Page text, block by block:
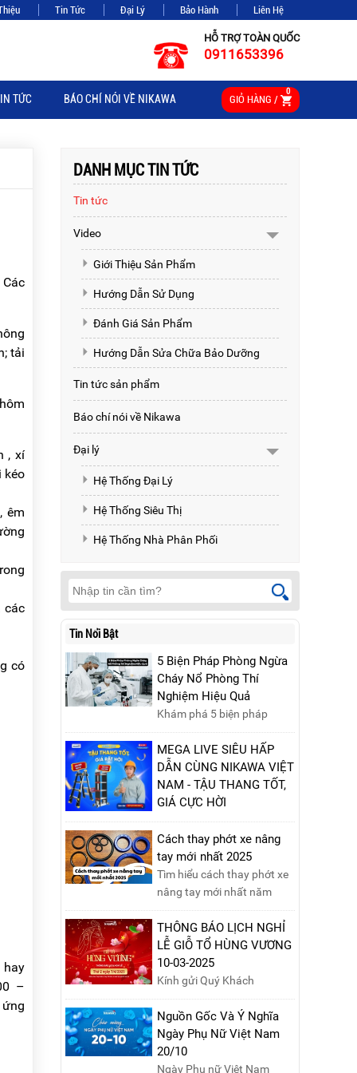
Tin Tức Đại Lý Bảo Hành Liên Hệ
HỖ TRỢ TOÀN QUỐC
0911653396
TỨC BÁO CHÍ NÓI VỀ NIKAWA GIỎ HÀNG /
0
tải
, xí
kéo
êm
các
có
hay
–
DANH MỤC TIN TỨC
Tin tức
Video
Giới Thiệu Sản Phẩm
Hướng Dẫn Sử Dụng
Đánh Giá Sản Phẩm
Hướng Dẫn Sửa Chữa Bảo Dưỡng
Tin tức sản phẩm
Báo chí nói về Nikawa
Đại lý
Hệ Thống Đại Lý
Hệ Thống Siêu Thị
Hệ Thống Nhà Phân Phối
Tin Nổi Bật
5 Biện Pháp Phòng Ngừa
Cháy Nổ Phòng Thí
Nghiệm Hiệu Quả
Khám phá 5 biện pháp
phòng ngừa cháy nổ phòng
thí nghiệm hiệu quả, giúp
bảo đảm an toàn cho nhân
viên, thiết bị và tài sản,
giảm thiểu nguy cơ cháy nổ
phòng thí nghiệm.
MEGA LIVE SIÊU HẤP
DẪN CÙNG NIKAWA VIỆT
NAM - TẬU THANG TỐT,
GIÁ CỰC HỜI
Ngày 09/10/2024, từ
10h00 - 15h00, hãy cùng
tham gia buổi Livestream
của Nikawa Việt Nam để
nhận ngay những phần quà
siêu hấp dẫn và mua sắm
những sản phẩm thang
chính hãng với mức giá
không thể tốt hơn!Tham gia
Mega Live, bạn sẽ nhận
Cách thay phớt xe nâng
tay mới nhất 2025
Tìm hiểu cách thay phớt xe
nâng tay mới nhất năm
2025 với hướng dẫn chi tiết.
Đọc ngay để nắm vững quy
trình thay phớt đúng cách,
giúp xe nâng hoạt động
hiệu quả và bền lâu!
THÔNG BÁO LỊCH NGHỈ
LỄ GIỖ TỔ HÙNG VƯƠNG
10-03-2025
Kính gửi Quý Khách
hàng,Nikawa xin trân trọng
thông báo tới Quý Khách
hàng lịch nghỉ lễ Giỗ Tổ
Hùng Vương 10/03 như
sau:Thời gian nghỉ lễ: Thứ
Nguồn Gốc Và Ý Nghĩa
Ngày Phụ Nữ Việt Nam
20/10
Ngày Phụ nữ Việt Nam